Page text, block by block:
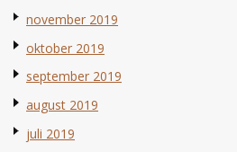
november 2019
oktober 2019
september 2019
august 2019
juli 2019